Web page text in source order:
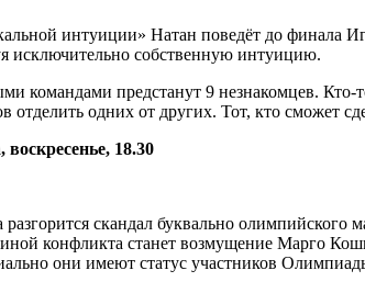
интуиции» Натан поведёт до финала
исключительно собственную интуицию.
командами предстанут 9 незнакомцев.
отделить одних от других. Тот, кто сможет
18.30
скандал буквально
конфликта станет возмущение Марго
они имеют статус участников